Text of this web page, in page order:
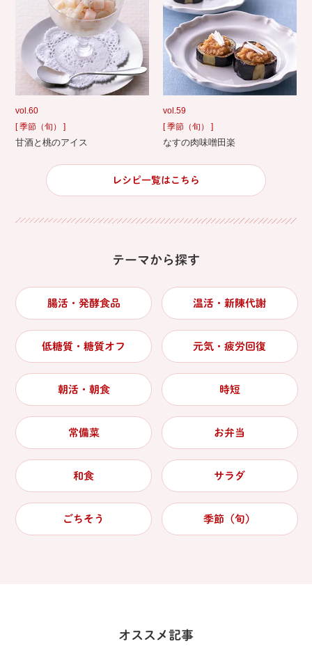
vol.60
[ 季節（旬） ]
甘酒と桃のアイス
vol.59
[ 季節（旬） ]
なすの肉味噌田楽
レシピ一覧はこちら
テーマから探す
腸活・発酵食品 温活・新陳代謝
低糖質・糖質オフ 元気・疲労回復
朝活・朝食 時短
常備菜 お弁当
和食 サラダ
ごちそう 季節（旬）
オススメ記事